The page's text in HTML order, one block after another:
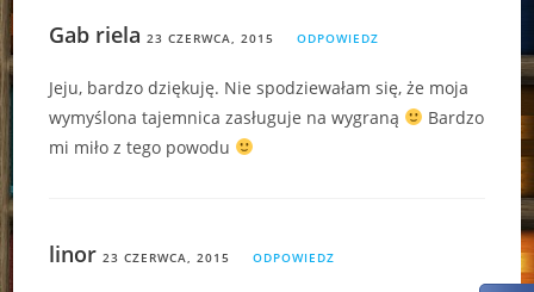
Gab riela 23 CZERWCA, 2015 ODPOWIEDZ
Jeju, bardzo dziękuję. Nie spodziewałam się, że moja
wymyślona tajemnica zasługuje na wygraną
Bardzo
mi miło z tego powodu
linor 23 CZERWCA, 2015 ODPOWIEDZ